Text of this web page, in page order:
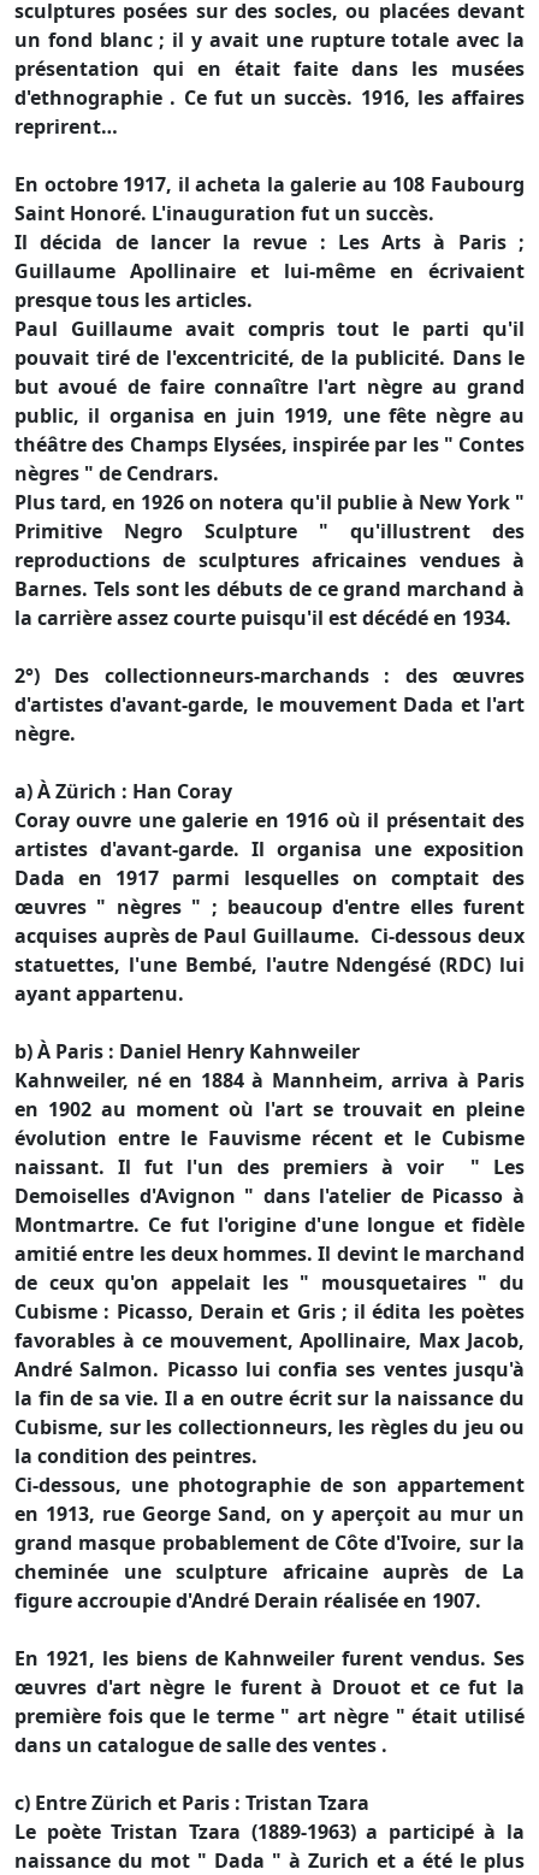
sculptures posées sur des socles, ou placées devant
un fond blanc ; il y avait une rupture totale avec la
présentation qui en était faite dans les musées
d'ethnographie . Ce fut un succès. 1916, les affaires
reprirent…
En octobre 1917, il acheta la galerie au 108 Faubourg
Saint Honoré. L'inauguration fut un succès.
Il décida de lancer la revue : Les Arts à Paris ;
Guillaume Apollinaire et lui-même en écrivaient
presque tous les articles.
Paul Guillaume avait compris tout le parti qu'il
pouvait tiré de l'excentricité, de la publicité. Dans le
but avoué de faire connaître l'art nègre au grand
public, il organisa en juin 1919, une fête nègre au
théâtre des Champs Elysées, inspirée par les " Contes
nègres " de Cendrars.
Plus tard, en 1926 on notera qu'il publie à New York "
Primitive Negro Sculpture " qu'illustrent des
reproductions de sculptures africaines vendues à
Barnes. Tels sont les débuts de ce grand marchand à
la carrière assez courte puisqu'il est décédé en 1934.
2°) Des collectionneurs-marchands : des œuvres
d'artistes d'avant-garde, le mouvement Dada et l'art
nègre.
a) À Zürich : Han Coray
Coray ouvre une galerie en 1916 où il présentait des
artistes d'avant-garde. Il organisa une exposition
Dada en 1917 parmi lesquelles on comptait des
œuvres " nègres " ; beaucoup d'entre elles furent
acquises auprès de Paul Guillaume. Ci-dessous deux
statuettes, l'une Bembé, l'autre Ndengésé (RDC) lui
ayant appartenu.
b) À Paris : Daniel Henry Kahnweiler
Kahnweiler, né en 1884 à Mannheim, arriva à Paris
en 1902 au moment où l'art se trouvait en pleine
évolution entre le Fauvisme récent et le Cubisme
naissant. Il fut l'un des premiers à voir " Les
Demoiselles d'Avignon " dans l'atelier de Picasso à
Montmartre. Ce fut l'origine d'une longue et fidèle
amitié entre les deux hommes. Il devint le marchand
de ceux qu'on appelait les " mousquetaires " du
Cubisme : Picasso, Derain et Gris ; il édita les poètes
favorables à ce mouvement, Apollinaire, Max Jacob,
André Salmon. Picasso lui confia ses ventes jusqu'à
la fin de sa vie. Il a en outre écrit sur la naissance du
Cubisme, sur les collectionneurs, les règles du jeu ou
la condition des peintres.
Ci-dessous, une photographie de son appartement
en 1913, rue George Sand, on y aperçoit au mur un
grand masque probablement de Côte d'Ivoire, sur la
cheminée une sculpture africaine auprès de La
figure accroupie d'André Derain réalisée en 1907.
En 1921, les biens de Kahnweiler furent vendus. Ses
œuvres d'art nègre le furent à Drouot et ce fut la
première fois que le terme " art nègre " était utilisé
dans un catalogue de salle des ventes .
c) Entre Zürich et Paris : Tristan Tzara
Le poète Tristan Tzara (1889-1963) a participé à la
naissance du mot " Dada " à Zurich et a été le plus